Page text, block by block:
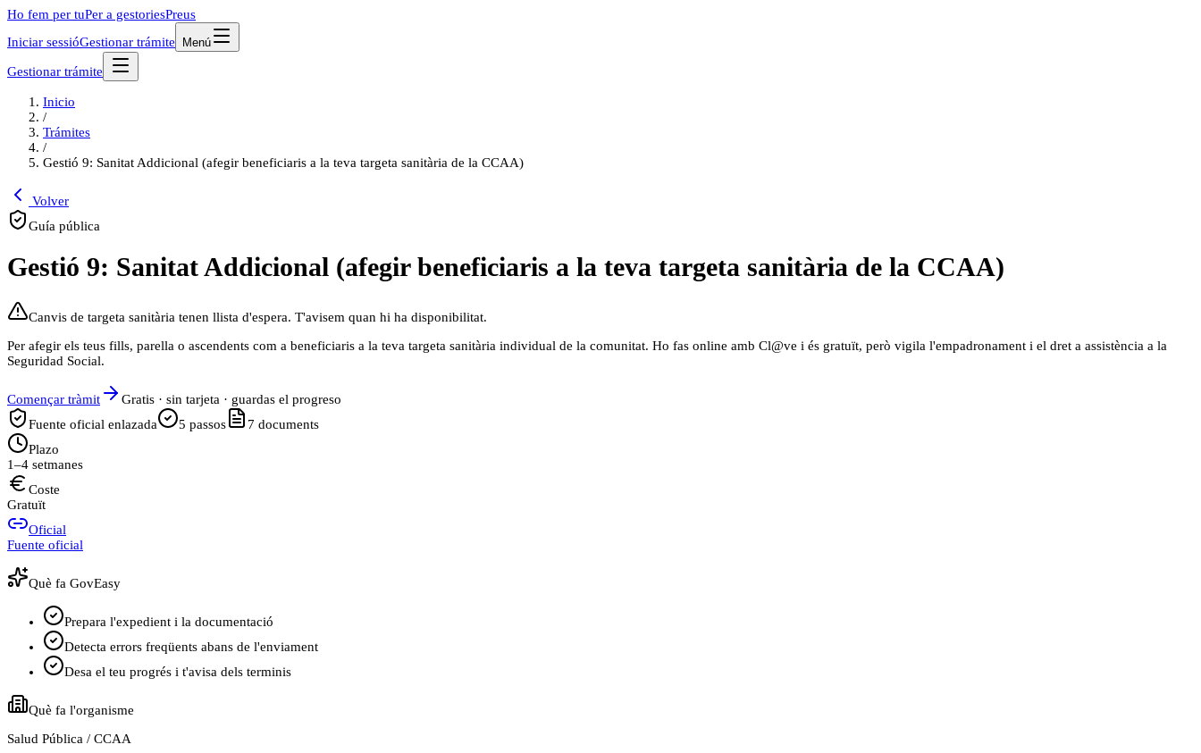
Ho fem per tuPer a gestoriesPreus
Iniciar sessióGestionar trámite Menú
Gestionar trámite
Inicio
/
Trámites
/
Gestió 9: Sanitat Addicional (afegir beneficiaris a la teva targeta sanitària de la CCAA)
Volver
Guía pública
Gestió 9: Sanitat Addicional (afegir beneficiaris a la teva targeta sanitària de la CCAA)
Canvis de targeta sanitària tenen llista d'espera. T'avisem quan hi ha disponibilitat.
Per afegir els teus fills, parella o ascendents com a beneficiaris a la teva targeta sanitària individual de la comunitat. Ho fas online amb Cl@ve i és gratuït, però vigila l'empadronament i el dret a assistència a la
Seguridad Social.
Començar tràmit
Gratis · sin tarjeta · guardas el progreso
Fuente oficial enlazada
5 passos 7 documents
Plazo
1–4 setmanes
Coste
Gratuït
Oficial
Fuente oficial
Què fa GovEasy
Prepara l'expedient i la documentació
Detecta errors freqüents abans de l'enviament
Desa el teu progrés i t'avisa dels terminis
Què fa l'organisme
Salud Pública / CCAA